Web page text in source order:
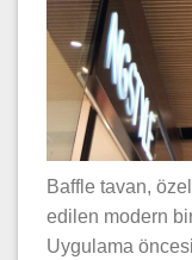
Baffle tavan,
edilen modern
Uygulama